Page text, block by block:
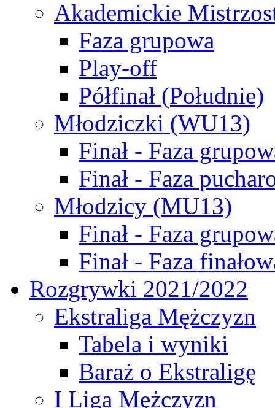
Akademickie
Faza grupowa
Play-off
Półfinał (Południe)
Młodziczki (WU13)
Finał - Faza
Finał - Faza
Młodzicy (MU13)
Finał - Faza
Finał - Faza
Rozgrywki 2021/2022
Ekstraliga Mężczyzn
Tabela i wyniki
Baraż o Ekstraligę
I Liga Mężczyzn